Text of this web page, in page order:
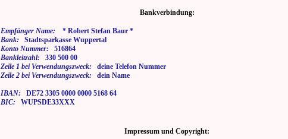
Bankverbindung:
Empfänger Name: * Robert Stefan Baur *
Bank: Stadtsparkasse Wuppertal
Konto Nummer: 516864
Bankleitzahl: 330 500 00
Zeile 1 bei Verwendungszweck: deine Telefon Nummer
Zeile 2 bei Verwendungszweck: dein Name
IBAN: DE72 3305 0000 0000 5168 64
BIC: WUPSDE33XXX
Impressum und Copyright: